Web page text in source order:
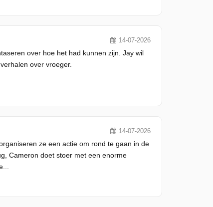
14-07-2026
over hoe het had kunnen zijn. Jay wil
over vroeger.
14-07-2026
ze een actie om rond te gaan in de
Cameron doet stoer met een enorme